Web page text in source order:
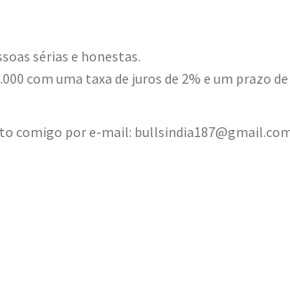
sérias e honestas.
com uma taxa de juros de 2% e um prazo
comigo por e-mail: